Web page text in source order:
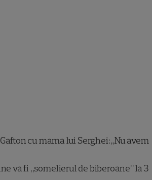
cu mama lui Serghei: „Nu avem
va fi „somelierul de biberoane” la 3